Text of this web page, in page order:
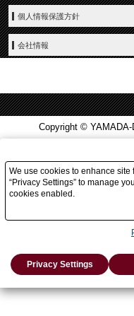
個人情報保護方針
会社情報
Copyright ©
We use cookies to enhance
“Privacy Settings” to manage
cookies enabled.
Privacy Settings